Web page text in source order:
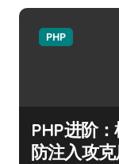
PHP
PHP进阶
防注入攻